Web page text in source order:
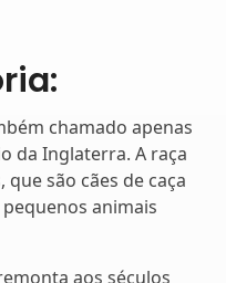
chamado apenas
da Inglaterra. A raça
são cães de caça
animais
aos séculos